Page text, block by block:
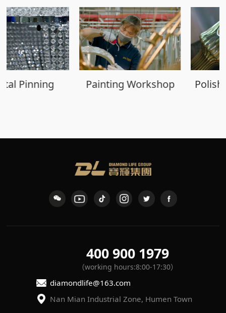
Painting Workshop Polishing Workshop
400 900 1979
（working hours:8:00-17:30）
diamondlife@163.com
Nan Mian Industrial Zone, Humen Town